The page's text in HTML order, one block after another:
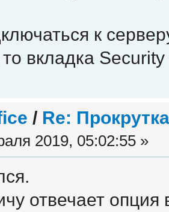
к
вкладка Security
/ Re:
2019, 05:02:55 »
отвечает опция